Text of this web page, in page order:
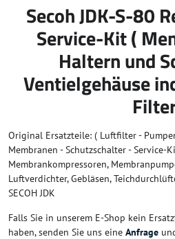
Secoh JDK-S-80
Service-Kit (
Haltern und
Ventielgehäuse
Original Ersatzteile: ( Luftfilter -
Membranen - Schutzschalter -
Membrankompressoren,
Luftverdichter, Gebläsen,
SECOH JDK
Falls Sie in unserem E-Shop kein
haben, senden Sie uns eine Anfrage